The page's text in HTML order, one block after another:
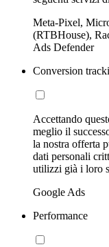
Meta-Pixel,
(RTBHouse),
Ads Defender
Conversion
Accettando
meglio il
la nostra offerta
dati personali
utilizzi già i loro
Google Ads
Performance